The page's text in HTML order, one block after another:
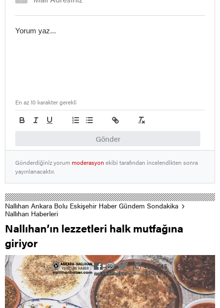
Gönder
En az 10 karakter gerekli
Gönderdiğiniz yorummoderasyon ekibi tarafından incelendikten sonra
yayınlanacaktır.
Nallıhan Ankara Bolu Eskişehir Haber Gündem Sondakika
Nallıhan Haberleri
Nallıhan’ın lezzetleri halk mutfağına
giriyor